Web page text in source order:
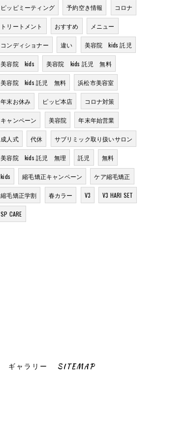
ピッピミーティング 予約空き情報 コロナ
トリートメント おすすめ メニュー
コンディショナー 違い 美容院 kids 託児
美容院 kids 美容院 kids 託児 無料
美容院 kids 託児 無料 浜松市美容室
年末お休み ピッピ本店 コロナ対策
キャンペーン 美容院 年末年始営業
成人式 代休 サブリミック取り扱いサロン
美容院 kids 託児 無理 託児 無料
kids 縮毛矯正キャンペーン ケア縮毛矯正
縮毛矯正学割 春カラー V3 V3 HARI SET
SP CARE
ギャラリー SITEMAP